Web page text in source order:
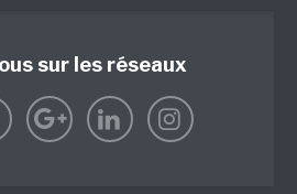
sur les réseaux